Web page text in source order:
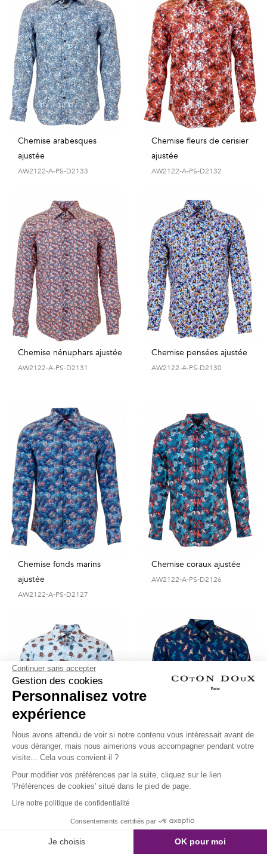
Chemise arabesques
ajustée
AW2122-A-PS-D2133
Chemise fleurs de cerisier
ajustée
AW2122-A-PS-D2132
Chemise nénuphars ajustée
AW2122-A-PS-D2131
Chemise pensées ajustée
AW2122-A-PS-D2130
Chemise fonds marins
ajustée
AW2122-A-PS-D2127
Chemise coraux ajustée
AW2122-A-PS-D2126
Chemise tortues ajustée
AW2122-A-PS-D2125
Chemise oiseaux
multicolores ajustée
Continuer sans accepter
Gestion des cookies
Personnalisez votre
expérience
Nous avons attendu de voir si notre contenu vous intéressait avant de
vous déranger, mais nous aimerions vous accompagner pendant votre
visite... Cela vous convient-il ?
Pour modifier vos préférences par la suite, cliquez sur le lien
'Préférences de cookies' situé dans le pied de page.
Lire notre politique de confidentialité
Consentements certifiés par
Je choisis OK pour moi